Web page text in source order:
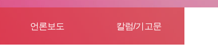
언론보도 칼럼/기고문